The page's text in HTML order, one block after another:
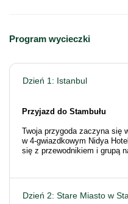
Program wycieczki
Dzień 1: Istanbul
Przyjazd do Stambułu
Twoja przygoda zaczyna się
w 4-gwiazdkowym Nidya
się z przewodnikiem i grupą
Dzień 2: Stare Miasto w